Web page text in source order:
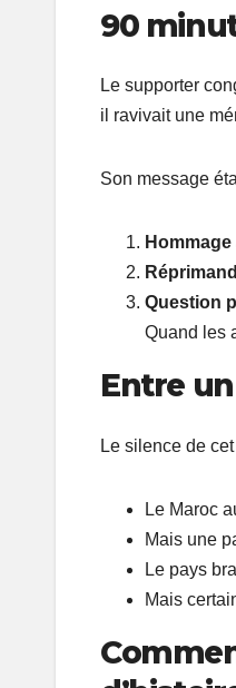
90
Le supporter
il ravivait une
Son message
Question
Quand les
Entre
Le silence de
Le Maroc
Mais une
Le pays
Mais